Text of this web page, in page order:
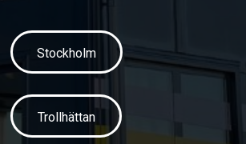
Stockholm
Trollhättan